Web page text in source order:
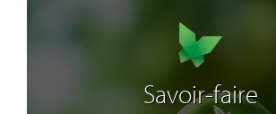
Savoir-faire